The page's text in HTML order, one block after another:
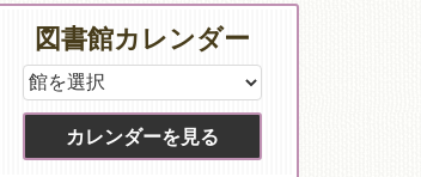
東山図書館
吉祥院図書館
図書館カレンダー